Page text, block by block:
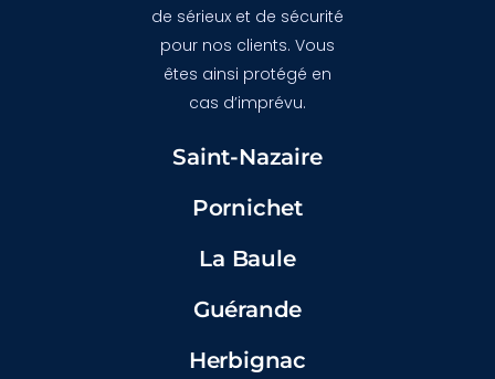
de sérieux et de sécurité
pour nos clients. Vous
êtes ainsi protégé en
cas d’imprévu.
Saint-Nazaire
Pornichet
La Baule
Guérande
Herbignac